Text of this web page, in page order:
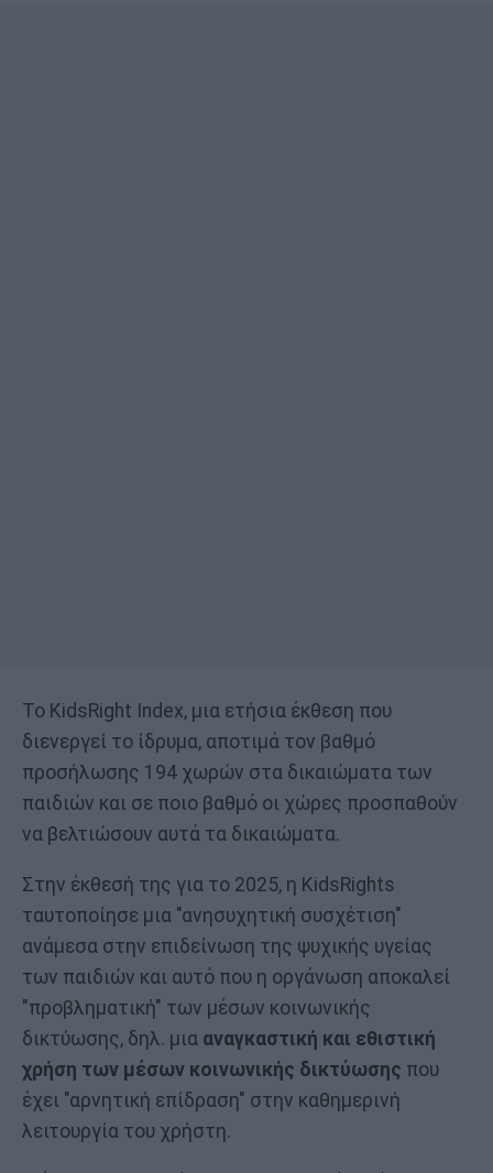
Το KidsRight Index, μια ετήσια έκθεση που
διενεργεί το ίδρυμα, αποτιμά τον βαθμό
προσήλωσης 194 χωρών στα δικαιώματα των
παιδιών και σε ποιο βαθμό οι χώρες προσπαθούν
να βελτιώσουν αυτά τα δικαιώματα.
Στην έκθεσή της για το 2025, η KidsRights
ταυτοποίησε μια "ανησυχητική συσχέτιση"
ανάμεσα στην επιδείνωση της ψυχικής υγείας
των παιδιών και αυτό που η οργάνωση αποκαλεί
"προβληματική" των μέσων κοινωνικής
δικτύωσης, δηλ. μια αναγκαστική και εθιστική
χρήση των μέσων κοινωνικής δικτύωσης που
έχει "αρνητική επίδραση" στην καθημερινή
λειτουργία του χρήστη.